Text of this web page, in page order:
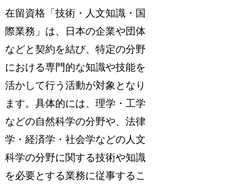
在留資格「技術・人文知識・国
際業務」は、日本の企業や団体
などと契約を結び、特定の分野
における専門的な知識や技能を
活かして行う活動が対象となり
ます。具体的には、理学・工学
などの自然科学の分野や、法律
学・経済学・社会学などの人文
科学の分野に関する技術や知識
を必要とする業務に従事するこ